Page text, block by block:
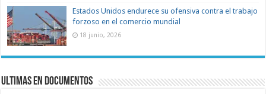
Estados Unidos endurece su ofensiva contra el trabajo
forzoso en el comercio mundial
18 junio, 2026
Ultimas en documentos